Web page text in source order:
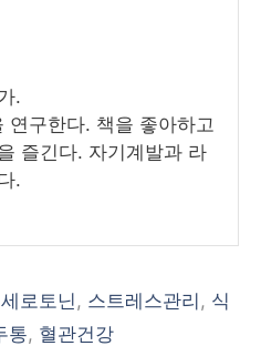
.
연구한다. 책을 좋아하고
즐긴다. 자기계발과 라
.
세로토닌 , 스트레스관리 , 식
통, 혈관건강